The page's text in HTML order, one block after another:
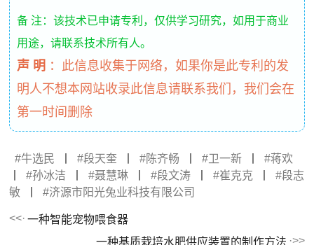
备 注：该技术已申请专利，仅供学习研究，如用于商业
用途，请联系技术所有人。
声 明 ： 此信息收集于网络，如果你是此专利的发
明人不想本网站收录此信息请联系我们，我们会在
第一时间删除
牛选民 段天奎 陈齐畅 卫一新
蒋欢
孙冰洁 聂慧琳 段文涛 崔克克
段志
敏
济源市阳光兔业科技有限公司
一种智能宠物喂食器
一种基质栽培水肥供应装置的制作方法